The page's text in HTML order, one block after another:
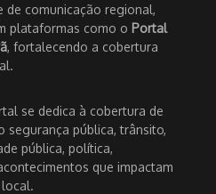
comunicação regional,
plataformas como o Portal
, fortalecendo a cobertura
se dedica à cobertura de
segurança pública, trânsito,
pública, política,
que impactam